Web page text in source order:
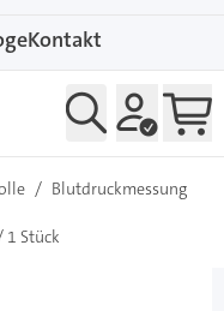
Kontakt
/ Blutdruckmessung
1 Stück